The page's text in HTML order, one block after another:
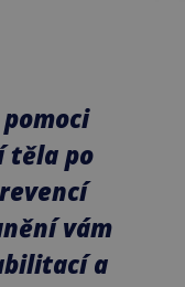
těla po
vám
a